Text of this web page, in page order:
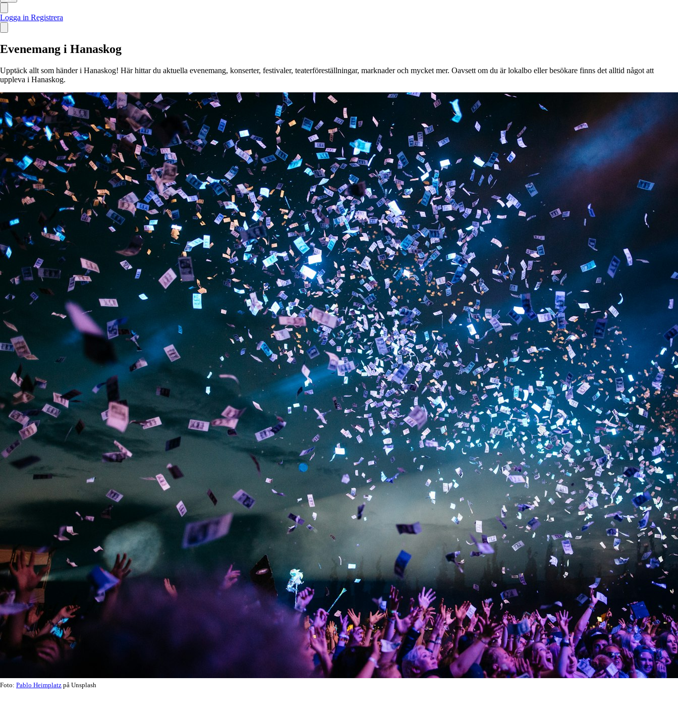
Logga in Registrera
Evenemang i Hanaskog
Upptäck allt som händer i Hanaskog! Här hittar du aktuella evenemang, konserter, festivaler, teaterföreställningar, marknader och mycket mer. Oavsett om du är lokalbo eller besökare finns det alltid något att
uppleva i Hanaskog.
Foto: Pablo Heimplatz på Unsplash